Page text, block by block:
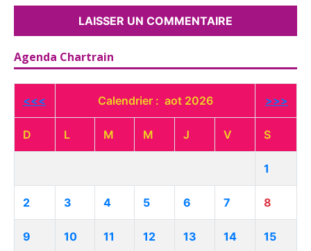
Agenda Chartrain
<<< Calendrier : aot 2026 >>>
D L M M J V S
1
2 3 4 5 6 7 8
9 10 11 12 13 14 15